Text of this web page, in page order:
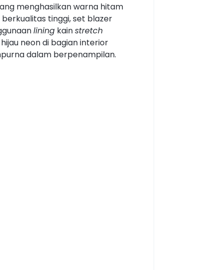
menghasilkan warna hitam
tinggi, set blazer
lining kainstretch
neon di bagian interior
dalam berpenampilan.